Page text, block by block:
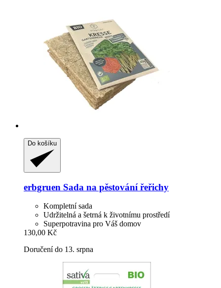
Do košíku
erbgruen Sada na pěstování řeřichy
Kompletní sada
Udržitelná a šetrná k životnímu prostředí
Superpotravina pro Váš domov
130,00 Kč
Doručení do 13. srpna